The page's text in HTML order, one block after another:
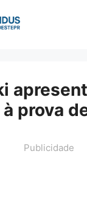
prova
Publicidade